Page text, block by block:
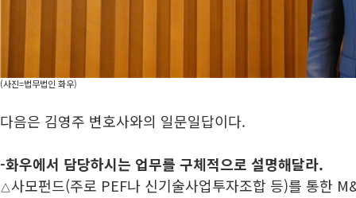
(사진=법무법인 화우)
다음은 김영주 변호사와의 일문일답이다.
-화우에서 담당하시는 업무를 구체적으로 설명해달라.
△사모펀드(주로 PEF나 신기술사업투자조합 등)를 통한